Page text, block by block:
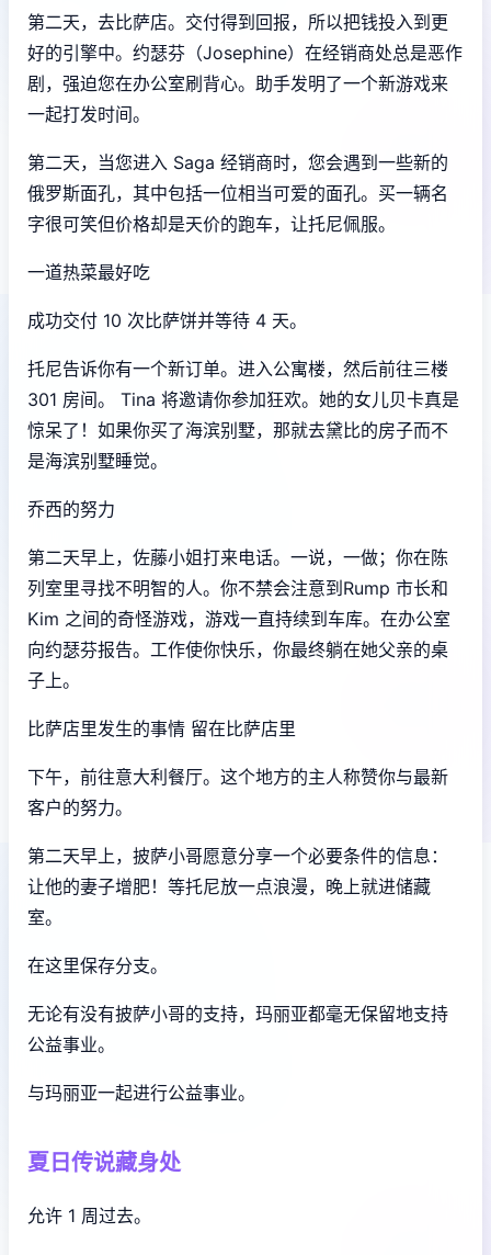
第二天，去比萨店。交付得到回报，所以把钱投入到更
好的引擎中。约瑟芬（Josephine）在经销商处总是恶作
剧，强迫您在办公室刷背心。助手发明了一个新游戏来
一起打发时间。
第二天，当您进入 Saga 经销商时，您会遇到一些新的
俄罗斯面孔，其中包括一位相当可爱的面孔。买一辆名
字很可笑但价格却是天价的跑车，让托尼佩服。
一道热菜最好吃
成功交付 10 次比萨饼并等待 4 天。
托尼告诉你有一个新订单。进入公寓楼，然后前往三楼
301 房间。 Tina 将邀请你参加狂欢。她的女儿贝卡真是
惊呆了！如果你买了海滨别墅，那就去黛比的房子而不
是海滨别墅睡觉。
乔西的努力
第二天早上，佐藤小姐打来电话。一说，一做；你在陈
列室里寻找不明智的人。你不禁会注意到Rump 市长和
Kim 之间的奇怪游戏，游戏一直持续到车库。在办公室
向约瑟芬报告。工作使你快乐，你最终躺在她父亲的桌
子上。
比萨店里发生的事情 留在比萨店里
下午，前往意大利餐厅。这个地方的主人称赞你与最新
客户的努力。
第二天早上，披萨小哥愿意分享一个必要条件的信息：
让他的妻子增肥！等托尼放一点浪漫，晚上就进储藏
室。
在这里保存分支。
无论有没有披萨小哥的支持，玛丽亚都毫无保留地支持
公益事业。
与玛丽亚一起进行公益事业。
夏日传说藏身处
允许 1 周过去。